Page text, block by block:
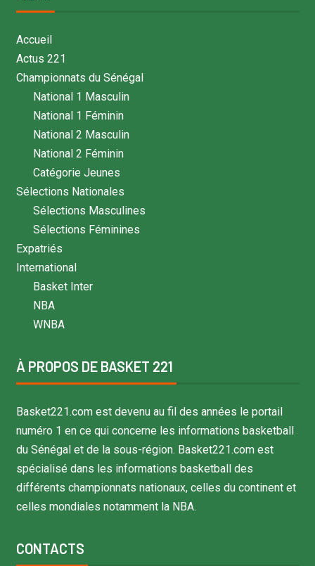
Accueil
Actus 221
Championnats du Sénégal
National 1 Masculin
National 1 Féminin
National 2 Masculin
National 2 Féminin
Catégorie Jeunes
Sélections Nationales
Sélections Masculines
Sélections Féminines
Expatriés
International
Basket Inter
NBA
WNBA
À PROPOS DE BASKET 221
Basket221.com est devenu au fil des années le portail
numéro 1 en ce qui concerne les informations basketball
du Sénégal et de la sous-région. Basket221.com est
spécialisé dans les informations basketball des
différents championnats nationaux, celles du continent et
celles mondiales notamment la NBA.
CONTACTS